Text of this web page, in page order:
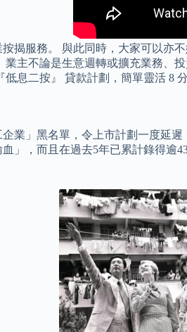
揭服務。 與此同時，大家可以亦
主不論是生意週轉或擴充業務、
息二按』 貸款計劃，簡單靈活 8
業」黑名單，令上市計劃一度延
」，而且在過去5年已累計錄得